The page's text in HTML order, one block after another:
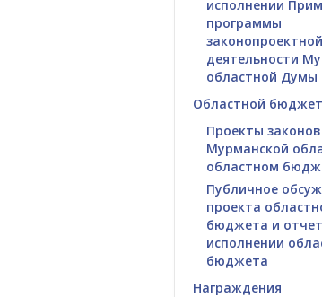
исполнении
программы
законопроектной
деятельности
областной Думы
Областной бюджет
Проекты законов
Мурманской
областном
Публичное
проекта
бюджета и
исполнении
бюджета
Награждения